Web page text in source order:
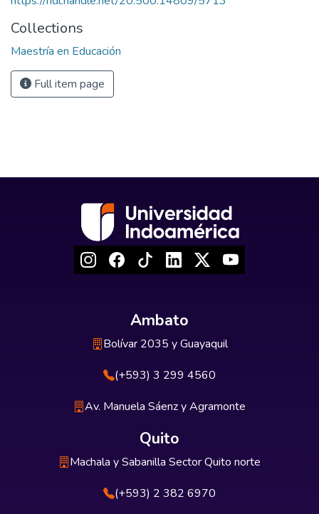
Collections
Maestría en Educación
Full item page
Ambato
Bolívar 2035 y Guayaquil
(+593) 3 299 4560
Av. Manuela Sáenz y Agramonte
Quito
Machala y Sabanilla Sector Quito norte
(+593) 2 382 6970